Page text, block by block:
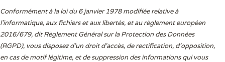
Conformément à la loi du 6 janvier 1978 modifiée relative à
l'informatique, aux fichiers et aux libertés, et au règlement européen
2016/679, dit Règlement Général sur la Protection des Données
(RGPD), vous disposez d’un droit d’accès, de rectification, d’opposition,
en cas de motif légitime, et de suppression des informations qui vous